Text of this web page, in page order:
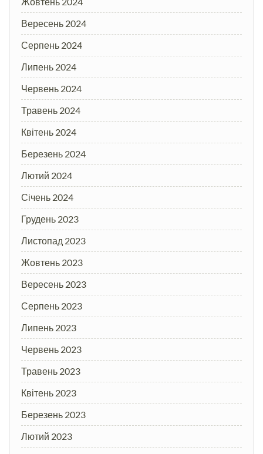
Вересень 2024
Серпень 2024
Липень 2024
Червень 2024
Травень 2024
Квітень 2024
Березень 2024
Лютий 2024
Січень 2024
Грудень 2023
Листопад 2023
Жовтень 2023
Вересень 2023
Серпень 2023
Липень 2023
Червень 2023
Травень 2023
Квітень 2023
Березень 2023
Лютий 2023